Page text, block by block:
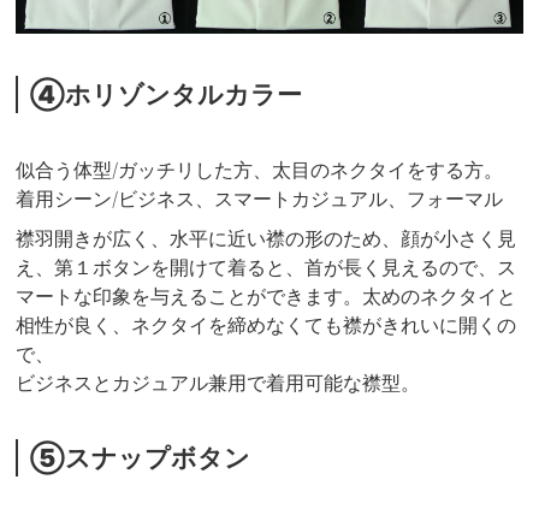
④ホリゾンタルカラー
似合う体型/ガッチリした方、太目のネクタイをする方。
着用シーン/ビジネス、スマートカジュアル、フォーマル
襟羽開きが広く、水平に近い襟の形のため、顔が小さく見
え、第１ボタンを開けて着ると、首が長く見えるので、ス
マートな印象を与えることができます。太めのネクタイと
相性が良く、ネクタイを締めなくても襟がきれいに開くの
で、
ビジネスとカジュアル兼用で着用可能な襟型。
⑤スナップボタン